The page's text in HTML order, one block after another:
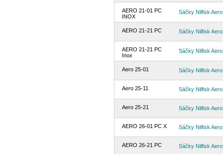
AERO 21-01 PC
INOX
Sáčky Nilfisk
AERO 21-21 PC Sáčky Nilfisk
AERO 21-21 PC
Inox
Sáčky Nilfisk
Aero 25-01 Sáčky Nilfisk
Aero 25-11 Sáčky Nilfisk
Aero 25-21 Sáčky Nilfisk
AERO 26-01 PC X Sáčky Nilfisk
AERO 26-21 PC Sáčky Nilfisk